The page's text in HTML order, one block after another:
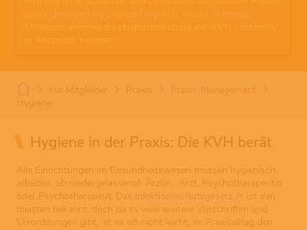
besonders wichtig und umfangreich – auch in Hessen.
Mitglieder können die Hygieneberatung der KVH kostenlos
in Anspruch nehmen.
Für Mitglieder Praxis
Praxis-Management
Hygiene
Hygiene in der Praxis: Die KVH berät
Alle Einrichtungen im Gesundheitswesen müssen hygienisch
arbeiten, ob niedergelassene/r Ärztin, Arzt, Psychotherapeutin
oder Psychotherapeut. Das Infektionsschutzgesetz
ist den
meisten bekannt, doch da es viele weitere Vorschriften und
Verordnungen gibt, ist es oft nicht leicht, im Praxisalltag den